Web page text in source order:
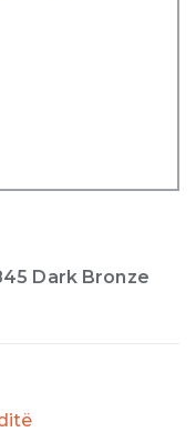
Dark Bronze